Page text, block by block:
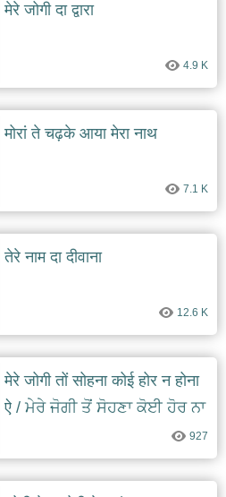
मेरे जोगी दा द्वारा
4.9 K
मोरां ते चढ़के आया मेरा नाथ
7.1 K
तेरे नाम दा दीवाना
12.6 K
मेरे जोगी तों सोहना कोई होर न होना
ऐ / ਮੇਰੇ ਜੋਗੀ ਤੋਂ ਸੋਹਣਾ ਕੋਈ ਹੋਰ ਨਾ
927